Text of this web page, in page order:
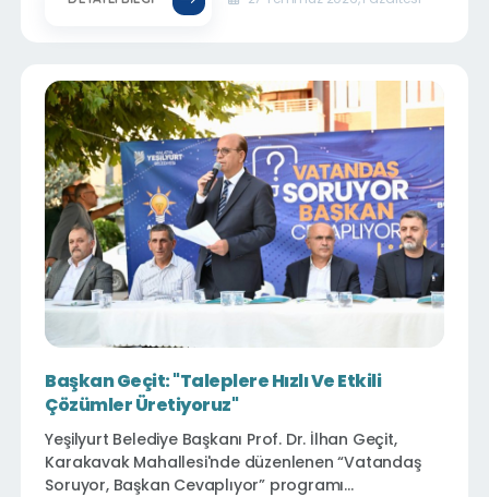
tekvandocuların kıyasıya mücadele ettiği
büyük beğeni topladı.
Başkan Geçit: "Taleplere Hızlı Ve Etkili
Çözümler Üretiyoruz"
Yeşilyurt Belediye Başkanı Prof. Dr. İlhan Geçit,
Karakavak Mahallesi'nde düzenlenen “Vatandaş
Soruyor, Başkan Cevaplıyor” programı